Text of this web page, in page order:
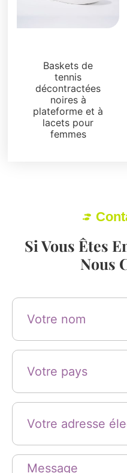
Baskets de
tennis
décontractées
noires à
plateforme et à
lacets pour
femmes
Si Vous Êtes
Nous